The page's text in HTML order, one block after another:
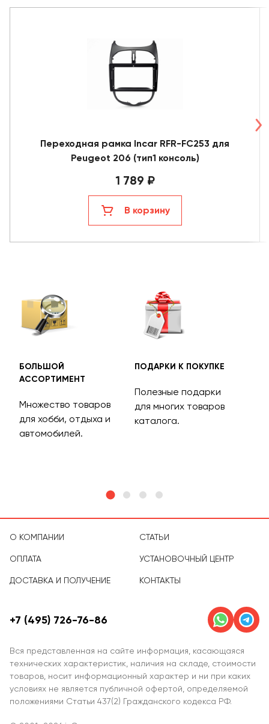
Переходная рамка Incar RFR-FC253 для
Peugeot 206 (тип1 консоль)
1 789 ₽
В корзину
БОЛЬШОЙ
АССОРТИМЕНТ
Множество товаров
для хобби, отдыха и
автомобилей.
ПОДАРКИ К ПОКУПКЕ
Полезные подарки
для многих товаров
каталога.
О КОМПАНИИ
ОПЛАТА
ДОСТАВКА И ПОЛУЧЕНИЕ
СТАТЬИ
УСТАНОВОЧНЫЙ ЦЕНТР
КОНТАКТЫ
Вся представленная на сайте информация, касающаяся
технических характеристик, наличия на складе, стоимости
товаров, носит информационный характер и ни при каких
условиях не является публичной офертой, определяемой
положениями Статьи 437(2) Гражданского кодекса РФ.
+7 (495) 726-76-86